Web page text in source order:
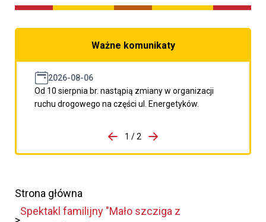
Ważne komunikaty
2026-08-06
Od 10 sierpnia br. nastąpią zmiany w organizacji
ruchu drogowego na części ul. Energetyków.
porzpedniego komunikatu
1 / 2
Przejdź do następnego
Strona główna
Spektakl familijny "Mało szcziga z